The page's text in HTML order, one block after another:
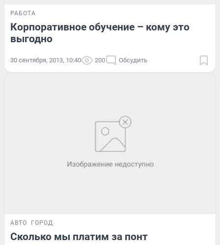
РАБОТА
Корпоративное обучение – кому это
выгодно
30 сентября, 2013, 10:40 200 Обсудить
АВТО ГОРОД
Сколько мы платим за понт